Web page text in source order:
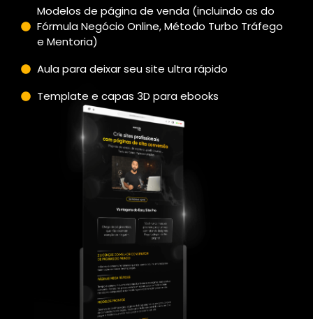
Modelos de página de venda (incluindo as do
Fórmula Negócio Online, Método Turbo Tráfego
e Mentoria)
Aula para deixar seu site ultra rápido
Template e capas 3D para ebooks